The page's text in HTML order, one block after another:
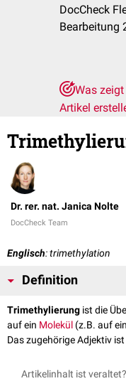
DocCheck
Bearbeitung
Was
Artikel
Dr. rer. nat. Janica Nolte
DocCheck Team
Englisch: trimethylation
Definition
Trimethylierung ist die
auf ein Molekül (z.B. auf ein
Das zugehörige Adjektiv ist
Artikelinhalt ist veraltet?